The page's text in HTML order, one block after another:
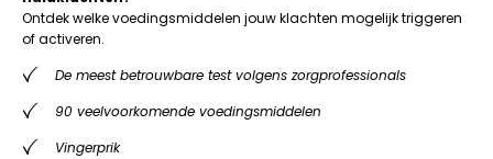
Ontdek welke voedingsmiddelen jouw klachten mogelijk triggeren
of activeren.
De meest betrouwbare test volgens zorgprofessionals
90 veelvoorkomende voedingsmiddelen
Vingerprik